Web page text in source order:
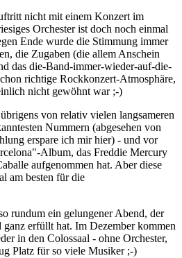
nicht mit einem Konzert im
Orchester ist doch noch einmal
Ende wurde die Stimmung immer
die Zugaben (die allem Anschein
das die-Band-immer-wieder-auf-die-
richtige Rockkonzert-Atmosphäre,
nicht gewöhnt war ;-)
von relativ vielen langsameren
Nummern (abgesehen von
erspare ich mir hier) - und vor
Album, das Freddie Mercury
aufgenommen hat. Aber diese
am besten für die
rundum ein gelungener Abend, der
erfüllt hat. Im Dezember kommen
in den Colossaal - ohne Orchester,
Platz für so viele Musiker ;-)